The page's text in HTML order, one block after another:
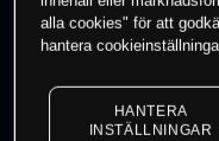
alla cookies" för att
hantera
HANTERA
INSTÄLLNINGAR